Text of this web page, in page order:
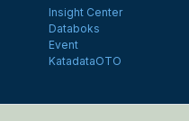
Insight Center
Databoks
Event
KatadataOTO